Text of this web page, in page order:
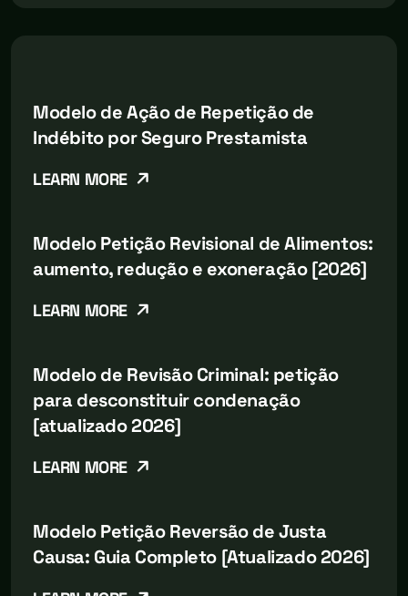
Modelo de Ação de Repetição de
Indébito por Seguro Prestamista
LEARN MORE
Modelo Petição Revisional de Alimentos:
aumento, redução e exoneração [2026]
LEARN MORE
Modelo de Revisão Criminal: petição
para desconstituir condenação
[atualizado 2026]
LEARN MORE
Modelo Petição Reversão de Justa
Causa: Guia Completo [Atualizado 2026]